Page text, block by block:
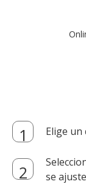
Elige
se